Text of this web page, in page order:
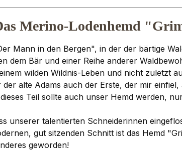
Merino-Lodenhemd
Mann in den Bergen", in der der bärtige
dem Bär und einer Reihe anderer
wilden Wildnis-Leben und nicht zuletzt
alte Adams auch der Erste, der mir
Teil sollte auch unser Hemd werden,
unserer talentierten Schneiderinnen
gut sitzenden Schnitt ist das Hemd
geworden!